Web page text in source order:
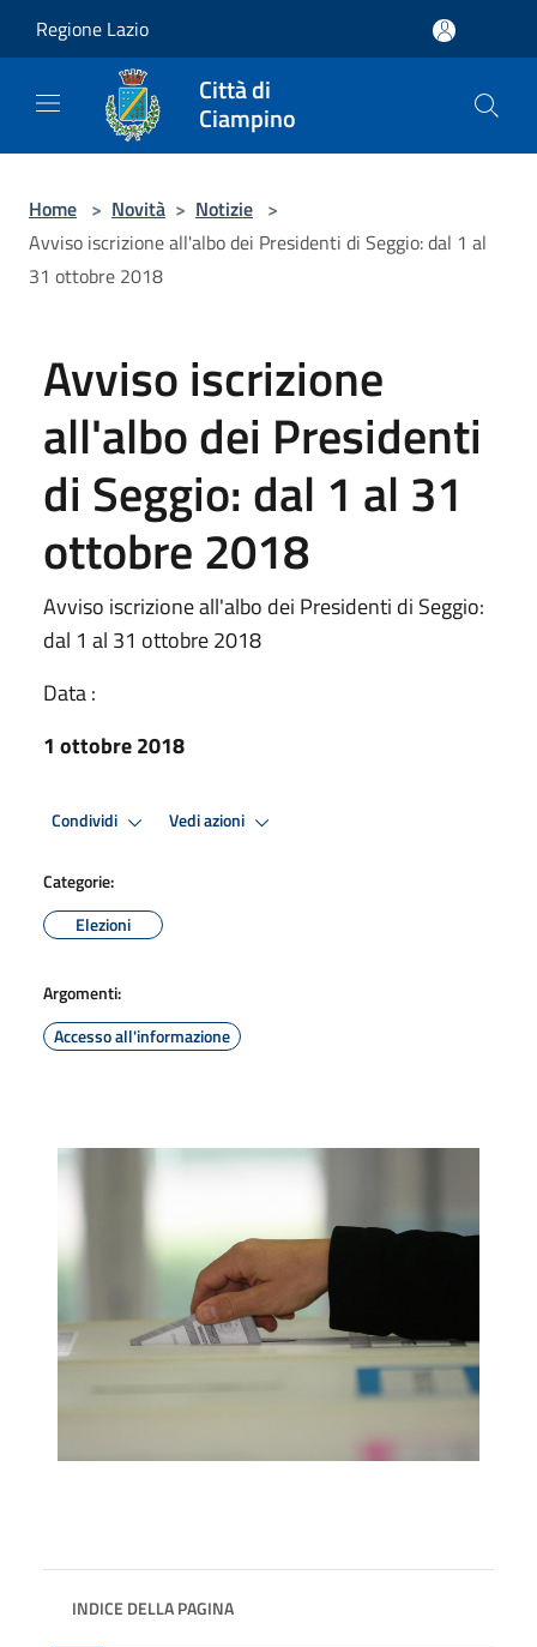
Regione Lazio
Città di
Ciampino
Home > Novità > Notizie >
Avviso iscrizione all'albo dei Presidenti di Seggio: dal 1 al
31 ottobre 2018
Avviso iscrizione
all'albo dei Presidenti
di Seggio: dal 1 al 31
ottobre 2018
Avviso iscrizione all'albo dei Presidenti di Seggio:
dal 1 al 31 ottobre 2018
Data :
1 ottobre 2018
Condividi Vedi azioni
Categorie:
Elezioni
Argomenti:
Accesso all'informazione
INDICE DELLA PAGINA